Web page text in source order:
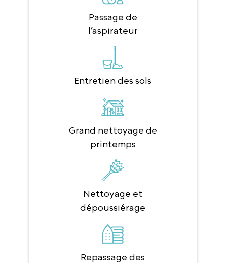
Passage de
l’aspirateur
Entretien des sols
Grand nettoyage de
printemps
Nettoyage et
dépoussiérage
Repassage des